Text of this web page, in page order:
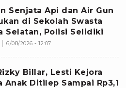
Senjata Api dan Air Gun
di Sekolah Swasta
Selatan, Polisi Selidiki
6/08/2026 - 12:07
Billar, Lesti Kejora
Anak Ditilep Sampai Rp3,1